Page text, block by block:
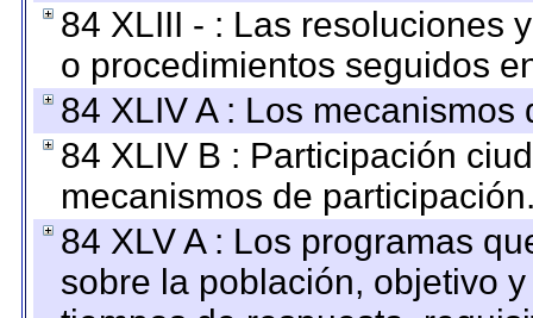
84 XLIII - : Las resoluciones
o procedimientos seguidos
84 XLIV A : Los
84 XLIV B : Participación
mecanismos de
84 XLV A : Los programas
sobre la población, objetivo